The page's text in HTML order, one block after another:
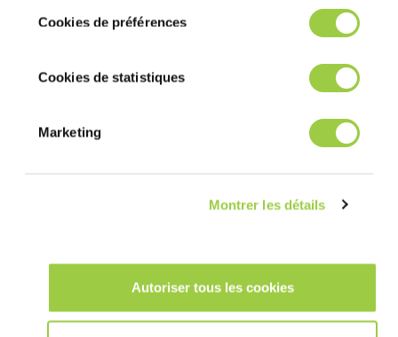
tout moment vos choix dans l'onglet Gérer
les cookies.​ ​ ​
Cookies de préférences
Cookies de statistiques
Marketing
Montrer les détails
Autoriser tous les cookies